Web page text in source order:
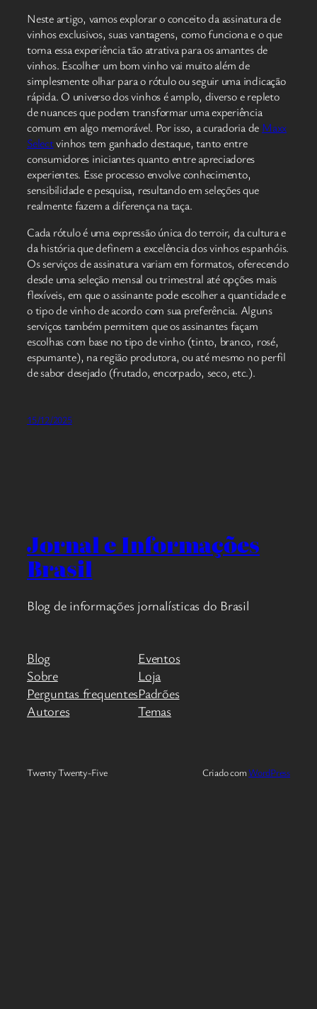
Neste artigo, vamos explorar o conceito da assinatura de
vinhos exclusivos, suas vantagens, como funciona e o que
torna essa experiência tão atrativa para os amantes de
vinhos. Escolher um bom vinho vai muito além de
simplesmente olhar para o rótulo ou seguir uma indicação
rápida. O universo dos vinhos é amplo, diverso e repleto
de nuances que podem transformar uma experiência
comum em algo memorável. Por isso, a curadoria de Maxx
Selectvinhos tem ganhado destaque, tanto entre
consumidores iniciantes quanto entre apreciadores
experientes. Esse processo envolve conhecimento,
sensibilidade e pesquisa, resultando em seleções que
realmente fazem a diferença na taça.
Cada rótulo é uma expressão única do terroir, da cultura e
da história que definem a excelência dos vinhos espanhóis.
Os serviços de assinatura variam em formatos, oferecendo
desde uma seleção mensal ou trimestral até opções mais
flexíveis, em que o assinante pode escolher a quantidade e
o tipo de vinho de acordo com sua preferência. Alguns
serviços também permitem que os assinantes façam
escolhas com base no tipo de vinho (tinto, branco, rosé,
espumante), na região produtora, ou até mesmo no perfil
de sabor desejado (frutado, encorpado, seco, etc.).
15/12/2025
Jornal e Informações
Brasil
Blog de informações jornalísticas do Brasil
Blog
Sobre
Perguntas frequentes
Autores
Eventos
Loja
Padrões
Temas
Twenty Twenty-Five Criado com WordPress